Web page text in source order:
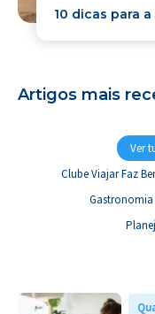
10 dicas para
Artigos mais
Ver
Clube Viajar Faz
Gastronomia